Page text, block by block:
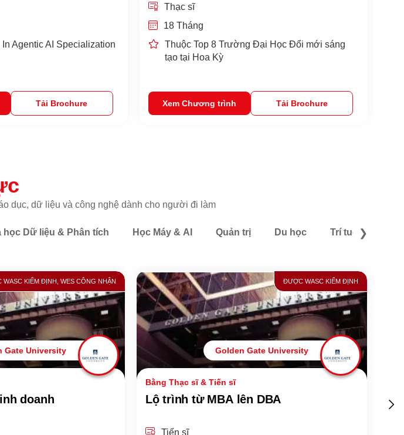
Agentic AI Specialization
Tải Brochure
Thạc sĩ
18 Tháng
Thuộc Top 8 Trường Đại Học Đổi mới sáng
tạo tại Hoa Kỳ
Tải Brochure
Xem Chương trình
dục, dữ liệu và công nghệ dành cho người đi làm
học Dữ liệu & Phân tích Học Máy & AI Quản trị Du học Trí tuệ Nhân tạo
❯
WASC KIỂM ĐỊNH, WES CÔNG NHẬN
Gate University
doanh
ĐƯỢC WASC KIỂM ĐỊNH
Golden Gate University
Bằng Thạc sĩ & Tiến sĩ
Lộ trình từ MBA lên DBA
Tiến sĩ